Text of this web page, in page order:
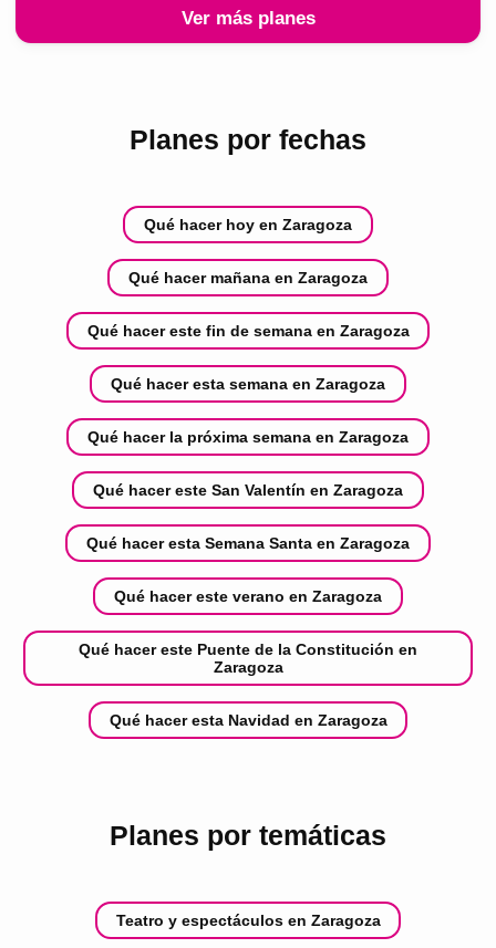
Ver más planes
Planes por fechas
Qué hacer hoy en Zaragoza
Qué hacer mañana en Zaragoza
Qué hacer este fin de semana en Zaragoza
Qué hacer esta semana en Zaragoza
Qué hacer la próxima semana en Zaragoza
Qué hacer este San Valentín en Zaragoza
Qué hacer esta Semana Santa en Zaragoza
Qué hacer este verano en Zaragoza
Qué hacer este Puente de la Constitución en
Zaragoza
Qué hacer esta Navidad en Zaragoza
Planes por temáticas
Teatro y espectáculos en Zaragoza